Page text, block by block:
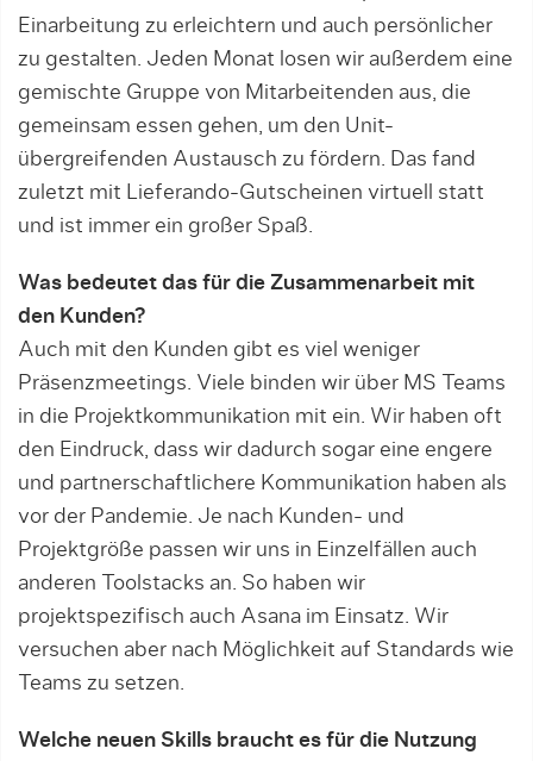
Einarbeitung zu erleichtern und auch persönlicher
zu gestalten. Jeden Monat losen wir außerdem eine
gemischte Gruppe von Mitarbeitenden aus, die
gemeinsam essen gehen, um den Unit-
übergreifenden Austausch zu fördern. Das fand
zuletzt mit Lieferando-Gutscheinen virtuell statt
und ist immer ein großer Spaß.
Was bedeutet das für die Zusammenarbeit mit
den Kunden?
Auch mit den Kunden gibt es viel weniger
Präsenzmeetings. Viele binden wir über MS Teams
in die Projektkommunikation mit ein. Wir haben oft
den Eindruck, dass wir dadurch sogar eine engere
und partnerschaftlichere Kommunikation haben als
vor der Pandemie. Je nach Kunden- und
Projektgröße passen wir uns in Einzelfällen auch
anderen Toolstacks an. So haben wir
projektspezifisch auch Asana im Einsatz. Wir
versuchen aber nach Möglichkeit auf Standards wie
Teams zu setzen.
Welche neuen Skills braucht es für die Nutzung